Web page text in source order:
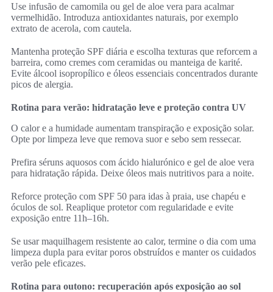
Use infusão de camomila ou gel de aloe vera para acalmar
vermelhidão. Introduza antioxidantes naturais, por exemplo
extrato de acerola, com cautela.
Mantenha proteção SPF diária e escolha texturas que reforcem a
barreira, como cremes com ceramidas ou manteiga de karité.
Evite álcool isopropílico e óleos essenciais concentrados durante
picos de alergia.
Rotina para verão: hidratação leve e proteção contra UV
O calor e a humidade aumentam transpiração e exposição solar.
Opte por limpeza leve que remova suor e sebo sem ressecar.
Prefira séruns aquosos com ácido hialurónico e gel de aloe vera
para hidratação rápida. Deixe óleos mais nutritivos para a noite.
Reforce proteção com SPF 50 para idas à praia, use chapéu e
óculos de sol. Reaplique protetor com regularidade e evite
exposição entre 11h–16h.
Se usar maquilhagem resistente ao calor, termine o dia com uma
limpeza dupla para evitar poros obstruídos e manter os cuidados
verão pele eficazes.
Rotina para outono: recuperación após exposição ao sol